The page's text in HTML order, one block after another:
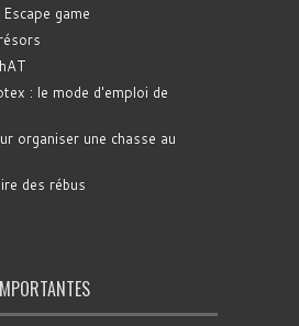
game
: le mode d'emploi de
organiser une chasse au
des rébus